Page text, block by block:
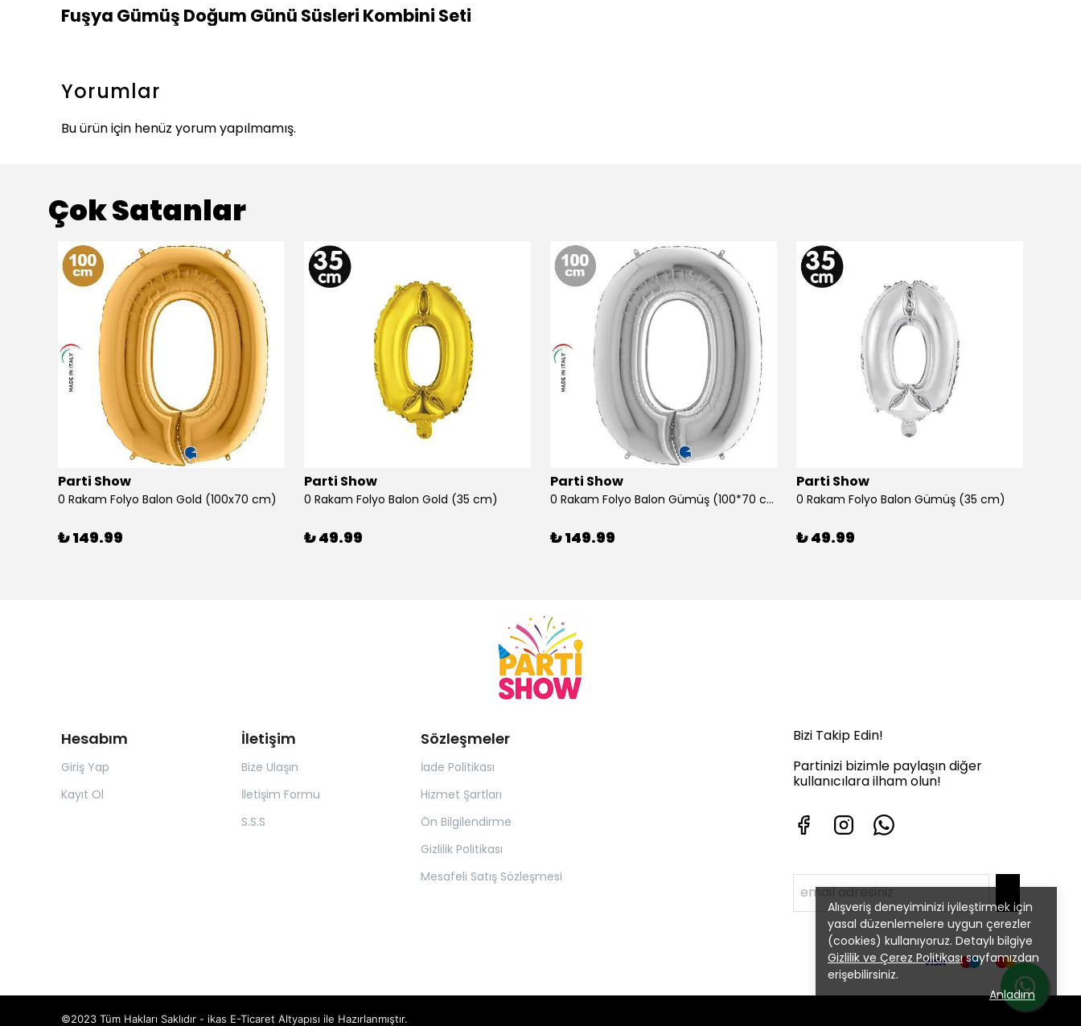
Alışveriş deneyiminizi iyileştirmek için
yasal düzenlemelere uygun çerezler
(cookies) kullanıyoruz. Detaylı bilgiye
Gizlilik ve Çerez Politikasısayfamızdan
erişebilirsiniz.
Anladım
Fuşya Gümüş Doğum Günü Süsleri Kombini Seti
Yorumlar
Bu ürün için henüz yorum yapılmamış.
Çok Satanlar
Parti Show
0 Rakam Folyo Balon Gold (100x70 cm)
₺ 149.99
Parti Show
0 Rakam Folyo Balon Gold (35 cm)
₺ 49.99
Parti Show
0 Rakam Folyo Balon Gümüş (100*70 cm)
₺ 149.99
Parti Show
0 Rakam Folyo Balon Gümüş (35 cm)
₺ 49.99
Hesabım
Giriş Yap
Kayıt Ol
İletişim
Bize Ulaşın
İletişim Formu
S.S.S
Sözleşmeler
İade Politikası
Hizmet Şartları
Ön Bilgilendirme
Gizlilik Politikası
Mesafeli Satış Sözleşmesi
Bizi Takip Edin!
Partinizi bizimle paylaşın diğer
kullanıcılara ilham olun!
©2023 Tüm Hakları Saklıdır - ikas E-Ticaret Altyapısı ile Hazırlanmıştır.